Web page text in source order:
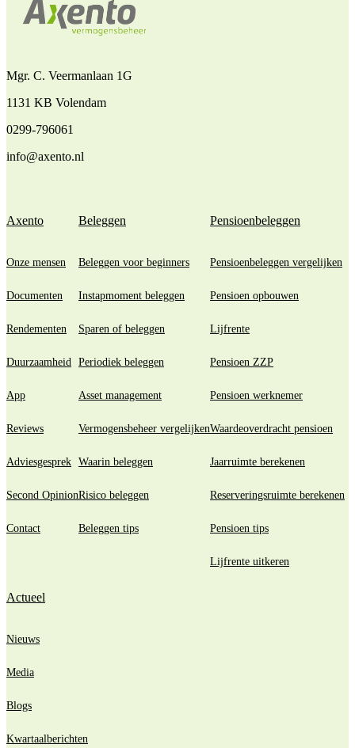
Mgr. C. Veermanlaan 1G
1131 KB Volendam
0299-796061
info@axento.nl
Axento
Onze mensen
Documenten
Rendementen
Duurzaamheid
App
Reviews
Adviesgesprek
Second Opinion
Contact
Beleggen
Beleggen voor beginners
Instapmoment beleggen
Sparen of beleggen
Periodiek beleggen
Asset management
Vermogensbeheer vergelijken
Waarin beleggen
Risico beleggen
Beleggen tips
Pensioenbeleggen
Pensioenbeleggen vergelijken
Pensioen opbouwen
Lijfrente
Pensioen ZZP
Pensioen werknemer
Waardeoverdracht pensioen
Jaarruimte berekenen
Reserveringsruimte berekenen
Pensioen tips
Lijfrente uitkeren
Actueel
Nieuws
Media
Blogs
Kwartaalberichten